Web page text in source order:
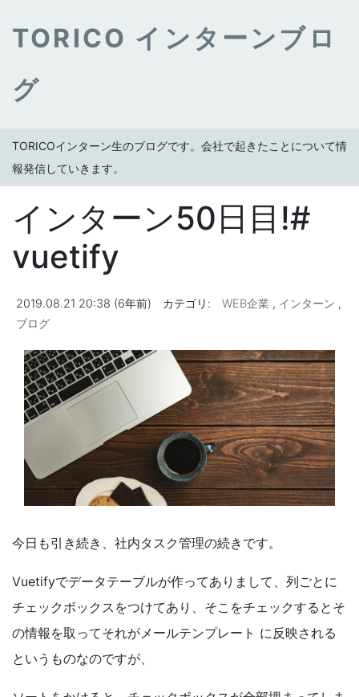
TORICO インターンブロ
グ
TORICOインターン生のブログです。会社で起きたことについて情
報発信していきます。
インターン50日目!#
vuetify
2019.08.21 20:38 (6年前) カテゴリ: WEB企業 , インターン ,
ブログ
今日も引き続き、社内タスク管理の続きです。
Vuetifyでデータテーブルが作ってありまして、列ごとに
チェックボックスをつけてあり、そこをチェックするとそ
の情報を取ってそれがメールテンプレート に反映される
というものなのですが、